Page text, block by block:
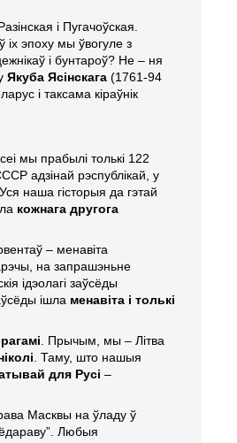
і Пугачоўская.
эпоху мы ўвогуле з
і бунтароў? Не – ня
Якуба Ясінскага(1761-94
і таксама кіраўнік
мы прабылі толькі 122
адзінай рэспублікай, у
наша гісторыя да гэтай
кожнага другога
– менавіта
на запрашэньне
ідэолагі заўсёды
ішла менавіта і толькі
. Прычым, мы – Літва
. Таму, што нашыя
для Русі –
Масквы на ўладу ў
Любыя